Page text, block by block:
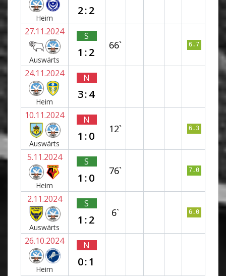
Heim
2:2
27.11.2024
Auswärts
S
1:2
66` 6.7
24.11.2024
Heim
N
3:4
10.11.2024
Auswärts
N
1:0
12` 6.3
5.11.2024
Heim
S
1:0
76` 7.0
2.11.2024
Auswärts
S
1:2
6` 6.0
26.10.2024
Heim
N
0:1